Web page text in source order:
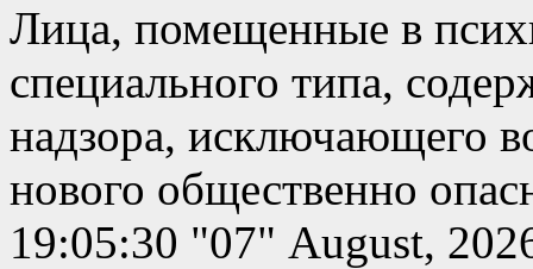
Лица, помещенные в
специального типа,
надзора, исключающего
нового общественно
19:05:30 "07" August,